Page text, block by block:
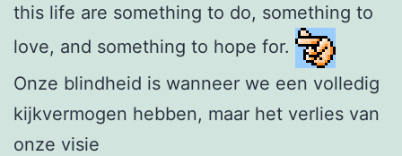
this life are something to do, something to
love, and something to hope for.
Onze blindheid is wanneer we een volledig
kijkvermogen hebben, maar het verlies van
onze visie